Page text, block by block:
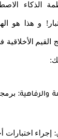
الذكاء
و هذا هو
القيم
والرفاهية:
: إجراء اختبارات